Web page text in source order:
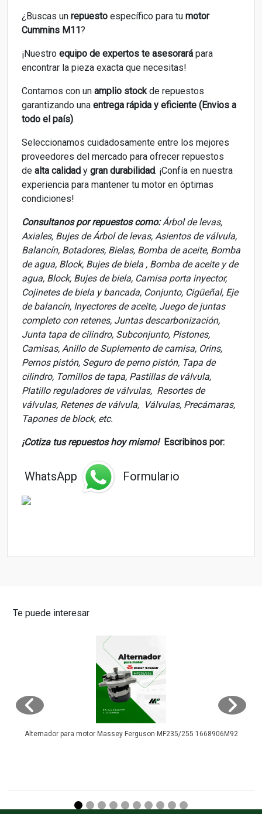
¿Buscas un repuesto específico para tu motor
Cummins M11?
¡Nuestro equipo de expertos te asesorará para
encontrar la pieza exacta que necesitas!
Contamos con un amplio stockde repuestos
garantizando una entrega rápida y eficiente (Envios a
todo el país).
Seleccionamos cuidadosamente entre los mejores
proveedores del mercado para ofrecer repuestos
de alta calidad y gran durabilidad. ¡Confía en nuestra
experiencia para mantener tu motor en óptimas
condiciones!
Consultanos por repuestos como:Árbol de levas,
Axiales, Bujes de Árbol de levas, Asientos de válvula,
Balancín, Botadores, Bielas, Bomba de aceite, Bomba
de agua, Block, Bujes de biela , Bomba de aceite y de
agua, Block, Bujes de biela, Camisa porta inyector,
Cojinetes de biela y bancada, Conjunto, Cigüeñal, Eje
de balancín, Inyectores de aceite, Juego de juntas
completo con retenes, Juntas descarbonización,
Junta tapa de cilindro, Subconjunto, Pistones,
Camisas, Anillo de Suplemento de camisa, Orins,
Pernos pistón, Seguro de perno pistón, Tapa de
cilindro, Tornillos de tapa, Pastillas de válvula,
Platillo reguladores de válvulas, Resortes de
válvulas, Retenes de válvula, Válvulas, Precámaras,
Tapones de block, etc.
¡Cotiza tus repuestos hoy mismo! Escribinos por:
WhatsApp Formulario
Te puede interesar
Alternador para motor Massey Ferguson MF235/255 1668906M92